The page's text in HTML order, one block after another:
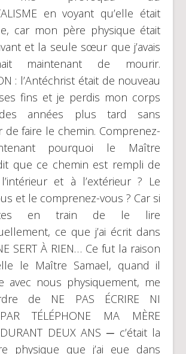
en voyant qu’elle était
car mon père physique était
et la seule sœur que j’avais
maintenant de mourir.
: l’Antéchrist était de nouveau
fins et je perdis mon corps
années plus tard sans
de faire le chemin. Comprenez-
pourquoi le Maître
que ce chemin est rempli de
et à l’extérieur ? Le
et le comprenez-vous ? Car si
en train de le lire
ce que j’ai écrit dans
SERT À RIEN… Ce fut la raison
le Maître Samael, quand il
avec nous physiquement, me
de NE PAS ÉCRIRE NI
TÉLÉPHONE MA MÈRE
DEUX ANS ─ c’était la
physique que j’ai eue dans